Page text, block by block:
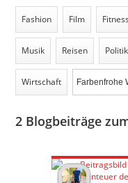
Fashion Film
Musik Reisen Politik
Wirtschaft
2 Blogbeiträge